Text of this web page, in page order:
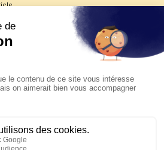
reportages d'été 2026 de KTO
visite pastorale du pape Léon
à Assise à suivre sur KTO le
6 août
pape en Uruguay, Argentine et
du 6 au 17 novembre 2026